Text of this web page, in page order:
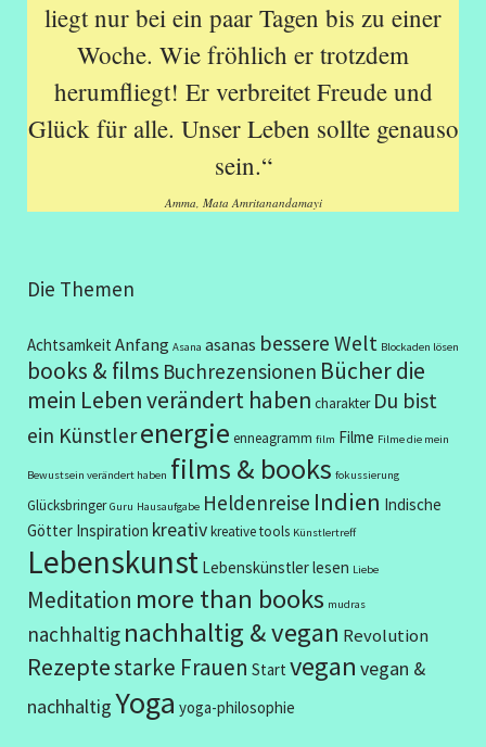
liegt nur bei ein paar Tagen bis zu einer
Woche. Wie fröhlich er trotzdem
herumfliegt! Er verbreitet Freude und
Glück für alle. Unser Leben sollte genauso
sein.“
Amma, Mata Amritanandamayi
Die Themen
Achtsamkeit Anfang Asana asanas bessere Welt Blockaden lösen
books & films Buchrezensionen Bücher die
mein Leben verändert haben charakter Du bist
ein Künstlerenergie enneagramm film Filme Filme die mein
Bewustsein verändert haben films & books fokussierung
Glücksbringer Guru Hausaufgabe Heldenreise Indien Indische
Götter Inspiration kreativkreative tools Künstlertreff
Lebenskunst Lebenskünstlerlesen Liebe
Meditation more than books mudras
nachhaltig nachhaltig & vegan Revolution
Rezeptestarke Frauen Start vegan vegan &
nachhaltigYoga yoga-philosophie